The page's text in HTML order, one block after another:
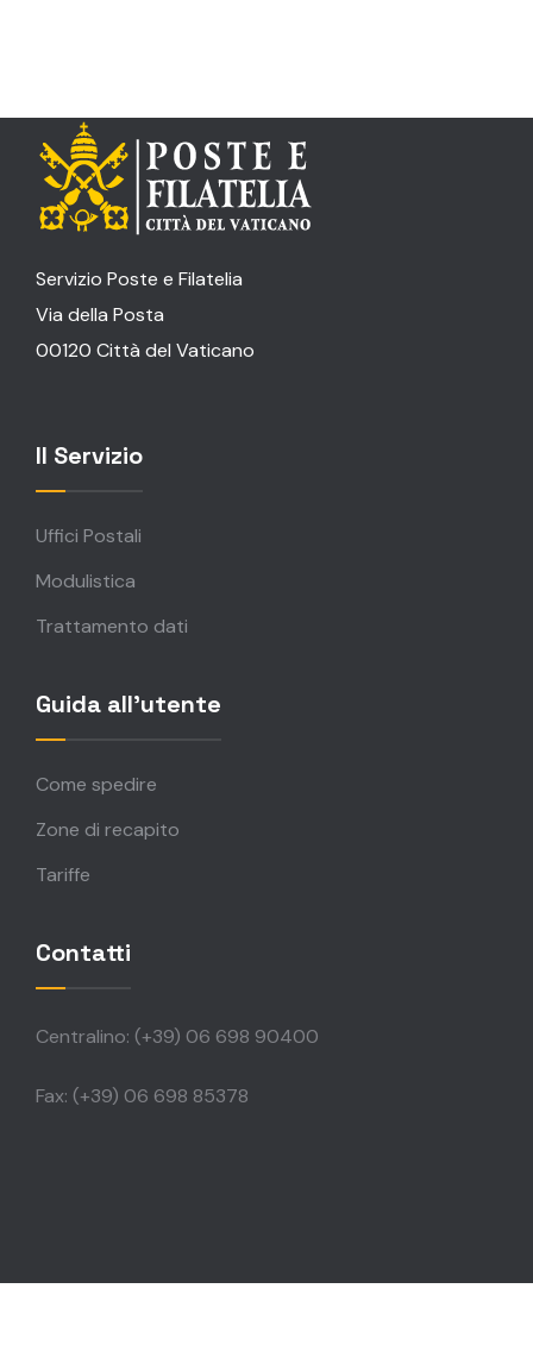
Servizio Poste e Filatelia
Via della Posta
00120 Città del Vaticano
Il Servizio
Uffici Postali
Modulistica
Trattamento dati
Guida all'utente
Come spedire
Zone di recapito
Tariffe
Contatti
Centralino: (+39) 06 698 90400
Fax: (+39) 06 698 85378